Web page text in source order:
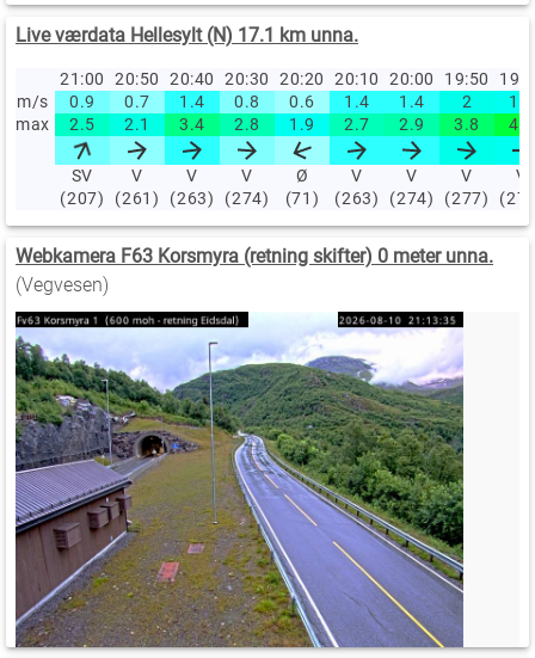
Live værdata Hellesylt (N) 17.1 km unna.
21:00 20:50 20:40 20:30 20:20 20:10 20:00 19:50
m/s
0.9 0.7 1.4 0.8 0.6 1.4 1.4 2
1.9
max
2.5 2.1 3.4 2.8 1.9 2.7 2.9 3.8 4.5
SV
(207)
V
(261)
V
(263)
V
(274)
Ø
(71)
V
(263)
V
(274)
V
(277)
V
Webkamera F63 Korsmyra (retning skifter) 0 meter unna.
(Vegvesen)